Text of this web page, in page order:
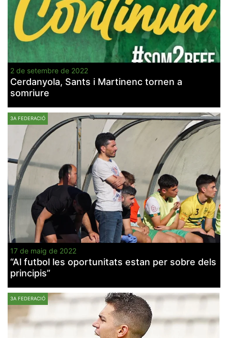
2 de setembre de 2022
Cerdanyola, Sants i Martinenc tornen a
somriure
3A FEDERACIÓ
17 de maig de 2022
“Al futbol les oportunitats estan per sobre dels
principis”
3A FEDERACIÓ